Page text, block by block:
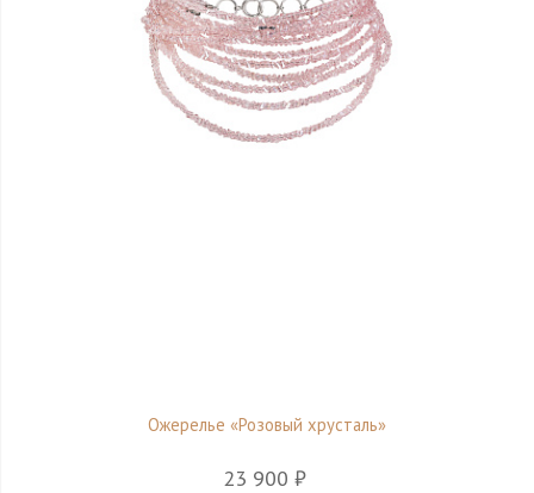
Ожерелье «Розовый хрусталь»
23 900 ₽